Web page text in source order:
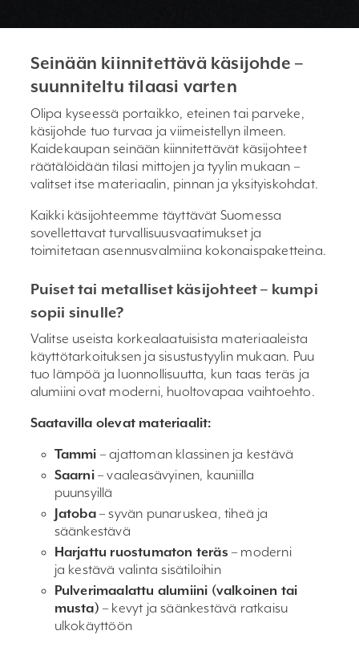
Seinään kiinnitettävä käsijohde –
suunniteltu tilaasi varten
Olipa kyseessä portaikko, eteinen tai parveke,
käsijohde tuo turvaa ja viimeistellyn ilmeen.
Kaidekaupan seinään kiinnitettävät käsijohteet
räätälöidään tilasi mittojen ja tyylin mukaan –
valitset itse materiaalin, pinnan ja yksityiskohdat.
Kaikki käsijohteemme täyttävät Suomessa
sovellettavat turvallisuusvaatimukset ja
toimitetaan asennusvalmiina kokonaispaketteina.
Puiset tai metalliset käsijohteet – kumpi
sopii sinulle?
Valitse useista korkealaatuisista materiaaleista
käyttötarkoituksen ja sisustustyylin mukaan. Puu
tuo lämpöä ja luonnollisuutta, kun taas teräs ja
alumiini ovat moderni, huoltovapaa vaihtoehto.
Saatavilla olevat materiaalit:
Tammi – ajattoman klassinen ja kestävä
Saarni– vaaleasävyinen, kauniilla
puunsyillä
Jatoba– syvän punaruskea, tiheä ja
säänkestävä
Harjattu ruostumaton teräs – moderni
ja kestävä valinta sisätiloihin
Pulverimaalattu alumiini (valkoinen tai
musta) – kevyt ja säänkestävä ratkaisu
ulkokäyttöön